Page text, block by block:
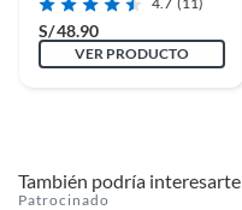
S/48.90
VER PRODUCTO
También podría interesarte
Patrocinado